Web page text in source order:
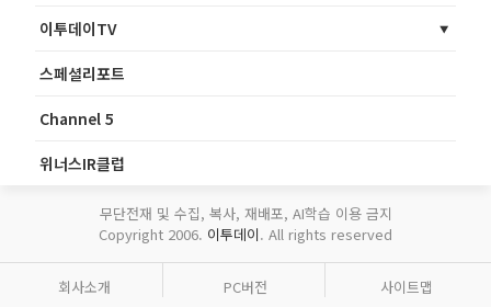
이투데이TV
스페셜리포트
Channel 5
위너스IR클럽
무단전재 및 수집, 복사, 재배포, AI학습 이용 금지
Copyright 2006. 이투데이. All rights reserved
회사소개 PC버전 사이트맵